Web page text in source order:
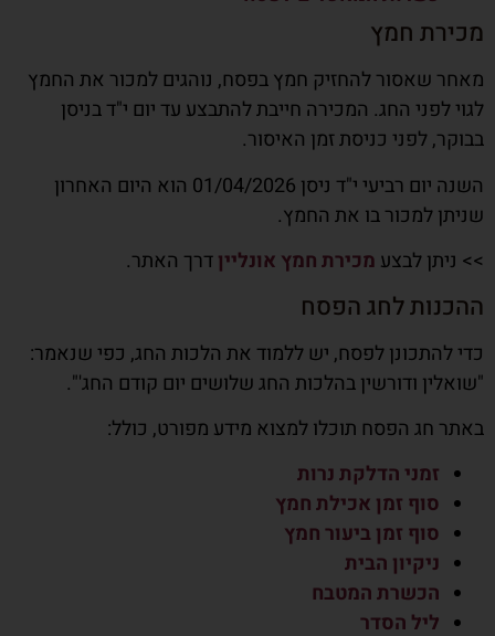
מכירת חמץ
מאחר שאסור להחזיק חמץ בפסח, נוהגים למכור את החמץ
לגוי לפני החג. המכירה חייבת להתבצע עד יום י"ד בניסן
בבוקר, לפני כניסת זמן האיסור.
השנה יום רביעי י"ד ניסן 01/04/2026 הוא היום האחרון
שניתן למכור בו את החמץ.
>> ניתן לבצע מכירת חמץ אונלייןדרך האתר.
ההכנות לחג הפסח
כדי להתכונן לפסח, יש ללמוד את הלכות החג, כפי שנאמר:
"שואלין ודורשין בהלכות החג שלושים יום קודם החג'".
באתר חג הפסח תוכלו למצוא מידע מפורט, כולל:
זמני הדלקת נרות
סוף זמן אכילת חמץ
סוף זמן ביעור חמץ
ניקיון הבית
הכשרת המטבח
ליל הסדר